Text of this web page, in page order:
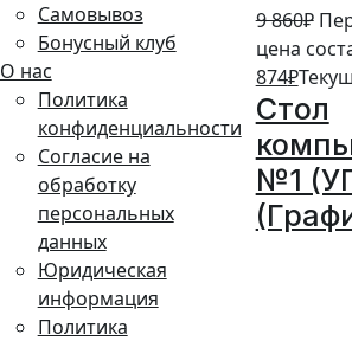
Самовывоз
Бонусный клуб
О нас
Политика
конфиденциальности
Согласие на
обработку
персональных
данных
Юридическая
информация
Политика
9 860₽
цена
874₽
Стол
№1